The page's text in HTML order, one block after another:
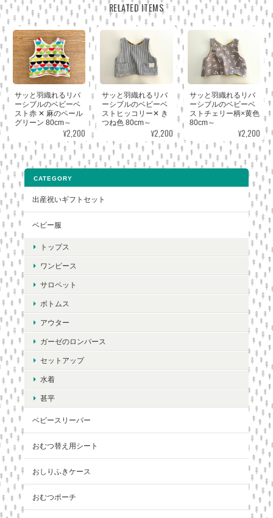
RELATED ITEMS
サッと羽織れるリバ
ーシブルのベビーベ
スト赤 ✕ 麻のペール
グリーン 80cm～
¥2,200
サッと羽織れるリバ
ーシブルのベビーベ
ストヒッコリー✕ き
つね色 80cm～
¥2,200
サッと羽織れるリバ
ーシブルのベビーベ
ストチェリー柄×黄色
80cm～
¥2,200
CATEGORY
出産祝いギフトセット
ベビー服
トップス
ワンピース
サロペット
ボトムス
アウター
ガーゼのロンパース
セットアップ
水着
甚平
ベビースリーパー
おむつ替え用シート
おしりふきケース
おむつポーチ